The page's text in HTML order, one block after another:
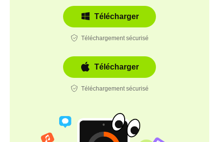
Télécharger
Téléchargement sécurisé
Télécharger
Téléchargement sécurisé